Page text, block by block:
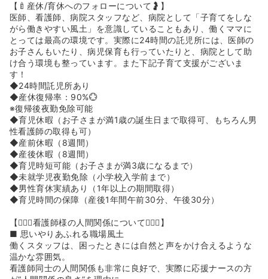
【🍼産休/育休へのフォローについて🤰】
医師、看護師、病院スタッフなど、病院として「子育てをしな
がら働きやすい風土」を意識していることもあり、働くママに
とっては最高の環境です。実際に24時間の託児所には、医師の
お子さんもいたり、病児保育も行っていたりと、病院として助
け合う環境も整っています。また下記子育て支援がございま
す！
◆24時間託児所あり
◆産休復帰率：90%💮
※復帰後夜勤免除可能
◆育児休暇（お子さまが満1歳の誕生日まで取得可、もちろん男
性看護師の取得も可）
◆産前休暇（8週間）
◆産後休暇（8週間）
◆育児時短可能（お子さまが満3歳になるまで）
◆未就学児夜勤免除（小学校入学前まで）
◆男性育休実績あり（1年以上の期間取得）
◆育児時間の保障（産後1年間午前30分、午後30分）
【👩‍❤️‍👩看護師様の人間関係について👩‍❤️‍👩】
■ 思いやりあふれる職場風土
働くスタッフは、困ったときには自然と声をかけ合えるような
温かな雰囲気。
看護師同士の人間関係も非常に良好で、実際に応援ナースの方